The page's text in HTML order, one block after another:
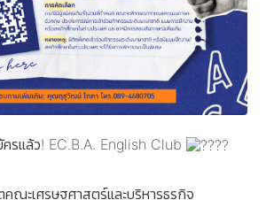
ครแล้ว! EC.B.A. English Club
ณะเศรษฐศาสตร์และบริหารธุรกิจ